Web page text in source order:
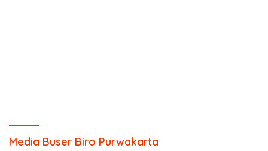
Media Buser Biro Purwakarta